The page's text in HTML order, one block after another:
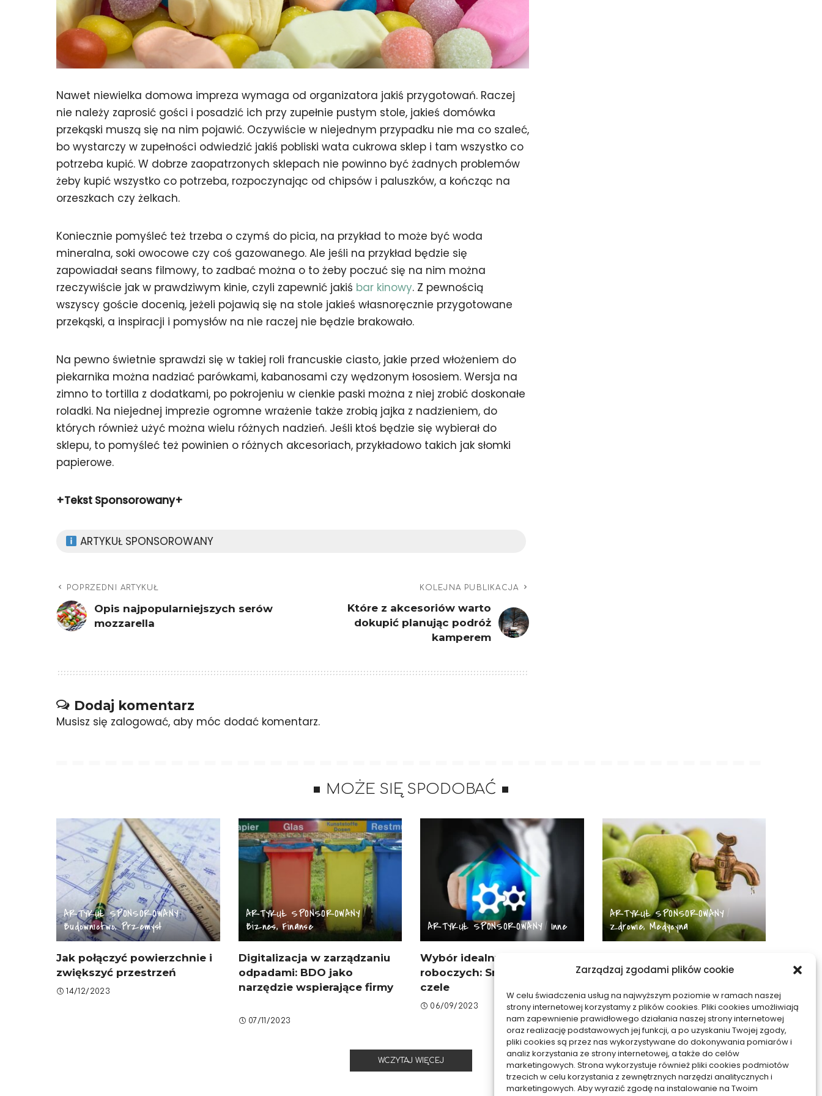
Zarządzaj zgodami plików cookie
W celu świadczenia usług na najwyższym poziomie w ramach naszej
strony internetowej korzystamy z plików cookies. Pliki cookies umożliwiają
nam zapewnienie prawidłowego działania naszej strony internetowej
oraz realizację podstawowych jej funkcji, a po uzyskaniu Twojej zgody,
pliki cookies są przez nas wykorzystywane do dokonywania pomiarów i
analiz korzystania ze strony internetowej, a także do celów
marketingowych. Strona wykorzystuje również pliki cookies podmiotów
trzecich w celu korzystania z zewnętrznych narzędzi analitycznych i
marketingowych. Aby wyrazić zgodę na instalowanie na Twoim
Nawet niewielka domowa impreza wymaga od organizatora jakiś przygotowań. Raczej
nie należy zaprosić gości i posadzić ich przy zupełnie pustym stole, jakieś domówka
przekąski muszą się na nim pojawić. Oczywiście w niejednym przypadku nie ma co szaleć,
bo wystarczy w zupełności odwiedzić jakiś pobliski wata cukrowa sklep i tam wszystko co
potrzeba kupić. W dobrze zaopatrzonych sklepach nie powinno być żadnych problemów
żeby kupić wszystko co potrzeba, rozpoczynając od chipsów i paluszków, a kończąc na
orzeszkach czy żelkach.
Koniecznie pomyśleć też trzeba o czymś do picia, na przykład to może być woda
mineralna, soki owocowe czy coś gazowanego. Ale jeśli na przykład będzie się
zapowiadał seans filmowy, to zadbać można o to żeby poczuć się na nim można
rzeczywiście jak w prawdziwym kinie, czyli zapewnić jakiś bar kinowy. Z pewnością
wszyscy goście docenią, jeżeli pojawią się na stole jakieś własnoręcznie przygotowane
przekąski, a inspiracji i pomysłów na nie raczej nie będzie brakowało.
Na pewno świetnie sprawdzi się w takiej roli francuskie ciasto, jakie przed włożeniem do
piekarnika można nadziać parówkami, kabanosami czy wędzonym łososiem. Wersja na
zimno to tortilla z dodatkami, po pokrojeniu w cienkie paski można z niej zrobić doskonałe
roladki. Na niejednej imprezie ogromne wrażenie także zrobią jajka z nadzieniem, do
których również użyć można wielu różnych nadzień. Jeśli ktoś będzie się wybierał do
sklepu, to pomyśleć też powinien o różnych akcesoriach, przykładowo takich jak słomki
papierowe.
+Tekst Sponsorowany+
ARTYKUŁ SPONSOROWANY
POPRZEDNI ARTYKUŁ
Opis najpopularniejszych serów
mozzarella
KOLEJNA PUBLIKACJA
Które z akcesoriów warto
dokupić planując podróż
kamperem
Dodaj komentarz
Musisz się zalogować, aby móc dodać komentarz.
MOŻE SIĘ SPODOBAĆ
ARTYKUŁ SPONSOROWANY
Budownictwo, Przemysł
Jak połączyć powierzchnie i
zwiększyć przestrzeń
14/12/2023
ARTYKUŁ SPONSOROWANY
Biznes, Finanse
Digitalizacja w zarządzaniu
odpadami: BDO jako
narzędzie wspierające firmy
07/11/2023
ARTYKUŁ SPONSOROWANY Inne
Wybór idealnych spodni
roboczych: Snickers 6141 na
czele
06/09/2023
ARTYKUŁ SPONSOROWANY
Zdrowie, Medycyna
składniki odżywcze dla
umysłowej
06/09/2023
WCZYTAJ WIĘCEJ